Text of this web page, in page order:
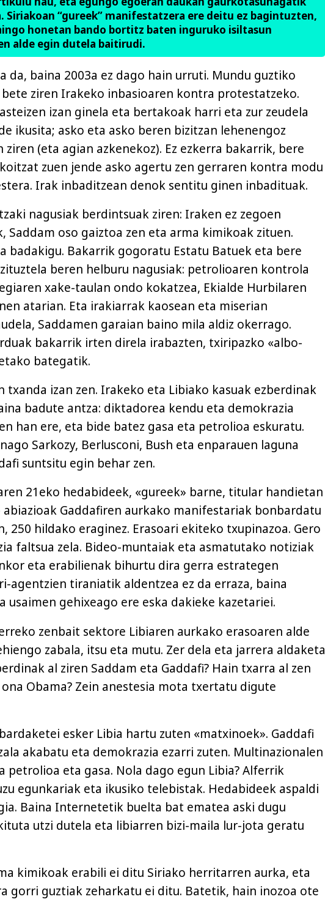
Siriakoan “gureek” manifestatzera ere deitu ez bagintuzten,
honetan bando bortitz baten inguruko isiltasun
alde egin dutela baitirudi.
da, baina 2003a ez dago hain urruti. Mundu guztiko
bete ziren Irakeko inbasioaren kontra protestatzeko.
izan ginela eta bertakoak harri eta zur zeudela
ikusita; asko eta asko beren bizitzan lehenengoz
ziren (eta agian azkenekoz). Ez ezkerra bakarrik, bere
zuen jende asko agertu zen gerraren kontra modu
Irak inbaditzean denok sentitu ginen inbadituak.
nagusiak berdintsuak ziren: Iraken ez zegoen
Saddam oso gaiztoa zen eta arma kimikoak zituen.
badakigu. Bakarrik gogoratu Estatu Batuek eta bere
beren helburu nagusiak: petrolioaren kontrola
xake-taulan ondo kokatzea, Ekialde Hurbilaren
atarian. Eta irakiarrak kaosean eta miserian
Saddamen garaian baino mila aldiz okerrago.
bakarrik irten direla irabazten, txiripazko «albo-
bategatik.
txanda izan zen. Irakeko eta Libiako kasuak ezberdinak
badute antza: diktadorea kendu eta demokrazia
han ere, eta bide batez gasa eta petrolioa eskuratu.
Sarkozy, Berlusconi, Bush eta enparauen laguna
suntsitu egin behar zen.
21eko hedabideek, «gureek» barne, titular handietan
Gaddafiren aurkako manifestariak bonbardatu
250 hildako eraginez. Erasoari ekiteko txupinazoa. Gero
faltsua zela. Bideo-muntaiak eta asmatutako notiziak
eta erabilienak bihurtu dira gerra estrategen
agentzien tiraniatik aldentzea ez da erraza, baina
usaimen gehixeago ere eska dakieke kazetariei.
zenbait sektore Libiaren aurkako erasoaren alde
zabala, itsu eta mutu. Zer dela eta jarrera aldaketa
al ziren Saddam eta Gaddafi? Hain txarra al zen
Obama? Zein anestesia mota txertatu digute
esker Libia hartu zuten «matxinoek». Gaddafi
akabatu eta demokrazia ezarri zuten. Multinazionalen
petrolioa eta gasa. Nola dago egun Libia? Alferrik
egunkariak eta ikusiko telebistak. Hedabideek aspaldi
Baina Internetetik buelta bat ematea aski dugu
utzi dutela eta libiarren bizi-maila lur-jota geratu
kimikoak erabili ei ditu Siriako herritarren aurka, eta
gorri guztiak zeharkatu ei ditu. Batetik, hain inozoa ote